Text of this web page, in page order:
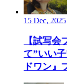
15 Dec, 2025
【試写
て”いい
ドワン』